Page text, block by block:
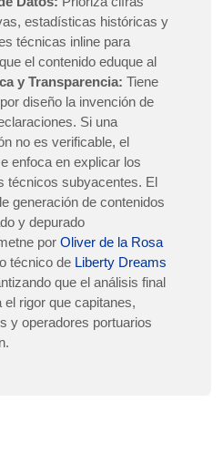
estadísticas históricas y
técnicas inline para
el contenido eduque al
y Transparencia: Tiene
diseño la invención de
Si una
no es verificable, el
enfoca en explicar los
técnicos subyacentes. El
generación de contenidos
y depurado
porOliver de la Rosa
técnico de Liberty Dreams
que el análisis final
el rigor que capitanes,
y operadores portuarios